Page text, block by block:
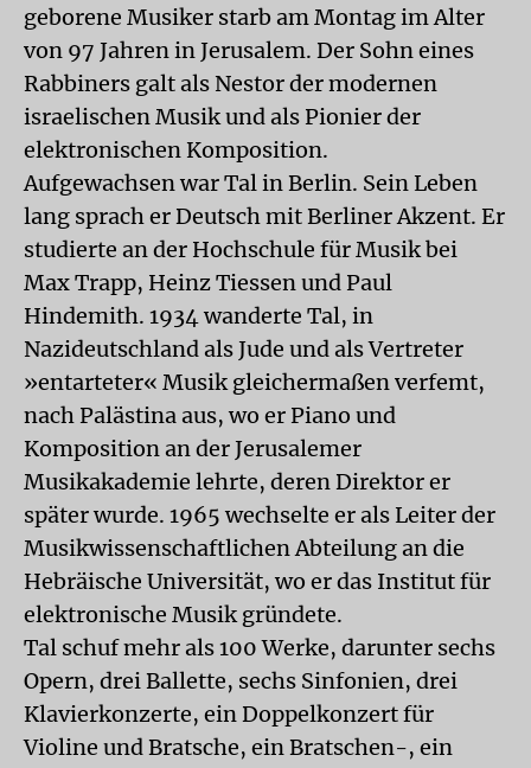
geborene Musiker starb am Montag im Alter
von 97 Jahren in Jerusalem. Der Sohn eines
Rabbiners galt als Nestor der modernen
israelischen Musik und als Pionier der
elektronischen Komposition.
Aufgewachsen war Tal in Berlin. Sein Leben
lang sprach er Deutsch mit Berliner Akzent. Er
studierte an der Hochschule für Musik bei
Max Trapp, Heinz Tiessen und Paul
Hindemith. 1934 wanderte Tal, in
Nazideutschland als Jude und als Vertreter
»entarteter« Musik gleichermaßen verfemt,
nach Palästina aus, wo er Piano und
Komposition an der Jerusalemer
Musikakademie lehrte, deren Direktor er
später wurde. 1965 wechselte er als Leiter der
Musikwissenschaftlichen Abteilung an die
Hebräische Universität, wo er das Institut für
elektronische Musik gründete.
Tal schuf mehr als 100 Werke, darunter sechs
Opern, drei Ballette, sechs Sinfonien, drei
Klavierkonzerte, ein Doppelkonzert für
Violine und Bratsche, ein Bratschen-, ein